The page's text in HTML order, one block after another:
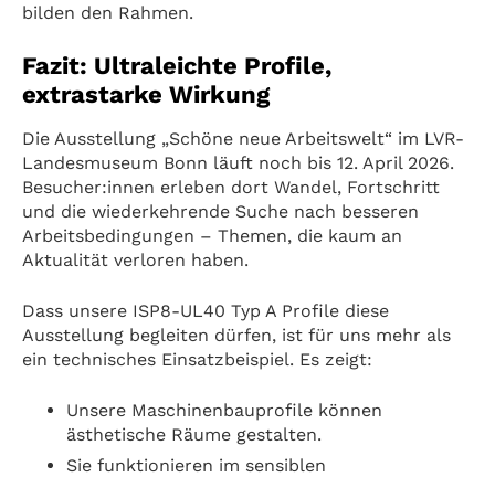
bilden den Rahmen.
Fazit: Ultraleichte Profile,
extrastarke Wirkung
Die Ausstellung „Schöne neue Arbeitswelt“ im LVR-
Landesmuseum Bonn läuft noch bis 12. April 2026.
Besucher:innen erleben dort Wandel, Fortschritt
und die wiederkehrende Suche nach besseren
Arbeitsbedingungen – Themen, die kaum an
Aktualität verloren haben.
Dass unsere ISP8-UL40 Typ A Profile diese
Ausstellung begleiten dürfen, ist für uns mehr als
ein technisches Einsatzbeispiel. Es zeigt:
Unsere Maschinenbauprofile können
ästhetische Räume gestalten.
Sie funktionieren im sensiblen